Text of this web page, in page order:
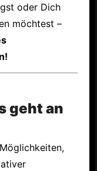
oder Dich
möchtest –
geht an